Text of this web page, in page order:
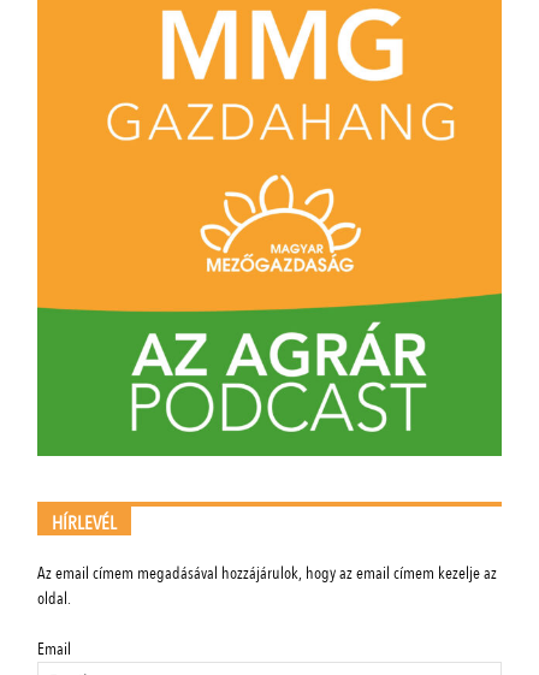
HÍRLEVÉL
Az email címem megadásával hozzájárulok, hogy az email címem kezelje az
oldal.
Email